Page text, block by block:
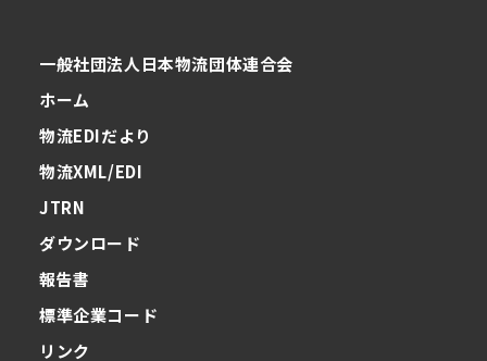
一般社団法人日本物流団体連合会
ホーム
物流EDIだより
物流XML/EDI
JTRN
ダウンロード
報告書
標準企業コード
リンク